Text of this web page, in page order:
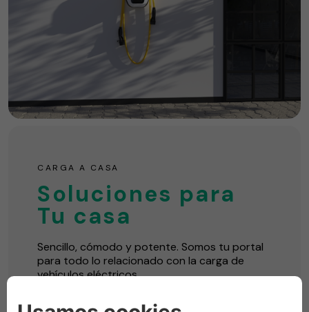
CARGA A CASA
Soluciones para
Tu casa
Sencillo, cómodo y potente. Somos tu portal
para todo lo relacionado con la carga de
vehículos eléctricos.
Más información